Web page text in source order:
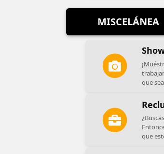
MISCELÁNEA
que
que